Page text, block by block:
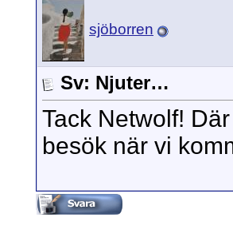
sjöborren
Sv: Njuter…
Tack Netwolf!
besök när vi